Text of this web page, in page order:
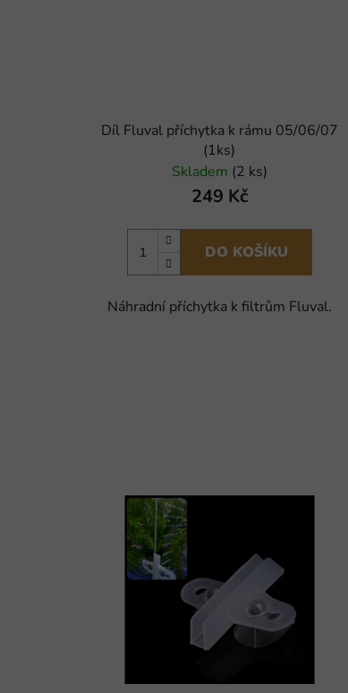
Díl Fluval příchytka k rámu 05/06/07
(1ks)
Skladem (2 ks)
249 Kč
DO KOŠÍKU
Náhradní příchytka k filtrům Fluval.